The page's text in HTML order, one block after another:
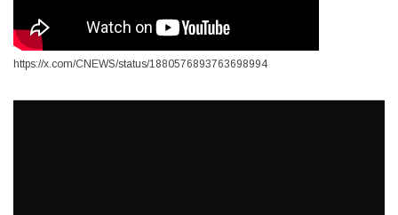
https://x.com/CNEWS/status/1880576893763698994